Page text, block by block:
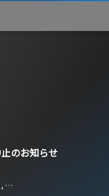
のお知らせ
…